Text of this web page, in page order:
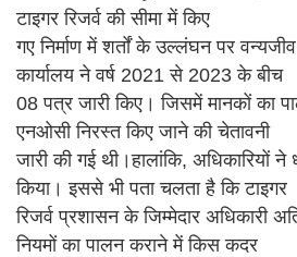
टाइगर रिजर्व की सीमा में किए
गए निर्माण में शर्तों के उल्लंघन पर वन्यजीव
कार्यालय ने वर्ष 2021 से 2023 के बीच
08 पत्र जारी किए। जिसमें मानकों का
एनओसी निरस्त किए जाने की चेतावनी
जारी की गई थी।हालांकि, अधिकारियों
किया। इससे भी पता चलता है कि टाइगर
रिजर्व प्रशासन के जिम्मेदार अधिकारी
नियमों का पालन कराने में किस कदर